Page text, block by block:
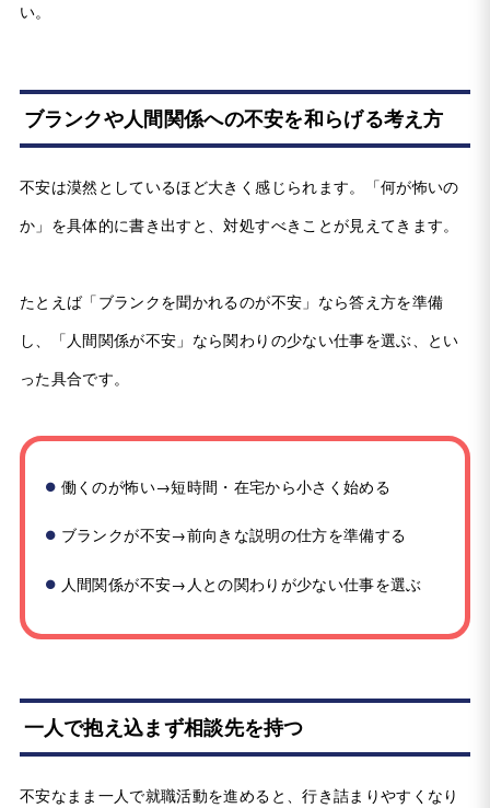
い。
ブランクや人間関係への不安を和らげる考え方
不安は漠然としているほど大きく感じられます。「何が怖いの
か」を具体的に書き出すと、対処すべきことが見えてきます。
たとえば「ブランクを聞かれるのが不安」なら答え方を準備
し、「人間関係が不安」なら関わりの少ない仕事を選ぶ、とい
った具合です。
働くのが怖い→短時間・在宅から小さく始める
ブランクが不安→前向きな説明の仕方を準備する
人間関係が不安→人との関わりが少ない仕事を選ぶ
一人で抱え込まず相談先を持つ
不安なまま一人で就職活動を進めると、行き詰まりやすくなり